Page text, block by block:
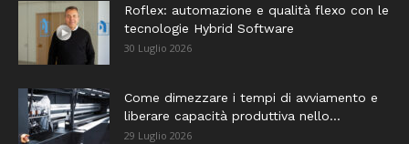
Roflex: automazione e qualità flexo con le
tecnologie Hybrid Software
30 Luglio 2026
Come dimezzare i tempi di avviamento e
liberare capacità produttiva nello...
29 Luglio 2026